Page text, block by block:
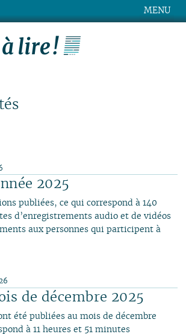
MENU
2025
publiées, ce qui correspond à 140
d’enregistrements audio et de vidéos
aux personnes qui participent à
de décembre 2025
été publiées au mois de décembre
à 11 heures et 51 minutes